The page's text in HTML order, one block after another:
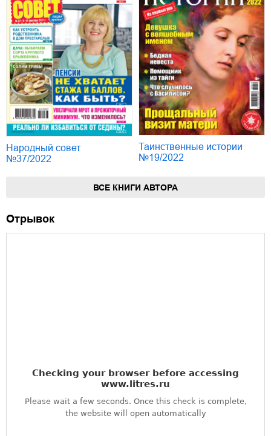
Народный совет
№37/2022
Таинственные истории
№19/2022
ВСЕ КНИГИ АВТОРА
Отрывок